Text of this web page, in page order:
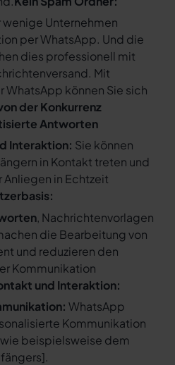
Unternehmen
per WhatsApp. Und die
dies professionell mit
Mit
WhatsApp können Sie sich
der Konkurrenz
Antworten
Interaktion: Sie können
in Kontakt treten und
in Echtzeit
, Nachrichtenvorlagen
die Bearbeitung von
und reduzieren den
Kommunikation
und Interaktion:
WhatsApp
Kommunikation
beispielsweise dem
].